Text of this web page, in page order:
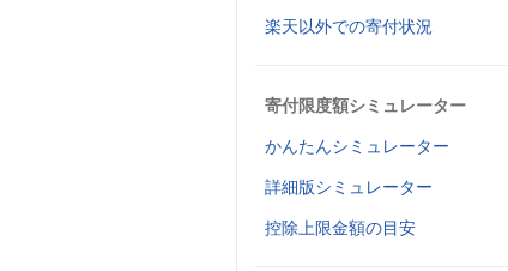
楽天以外での寄付状況
寄付限度額シミュレーター
かんたんシミュレーター
詳細版シミュレーター
控除上限金額の目安